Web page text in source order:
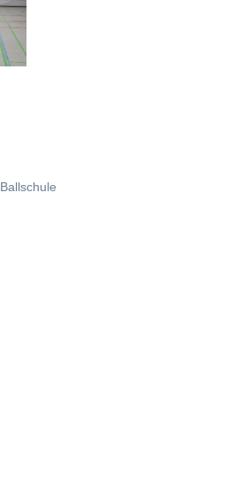
Ballschule